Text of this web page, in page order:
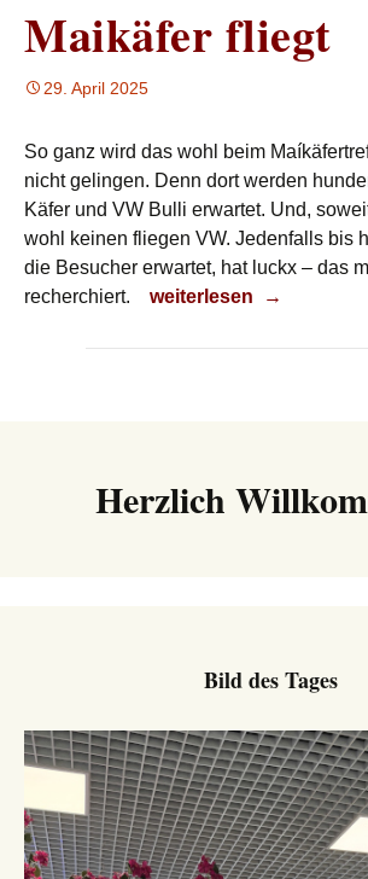
Maikäfer fliegt
29. April 2025
So ganz wird das wohl beim
nicht gelingen. Denn dort werden
Käfer und VW Bulli erwartet. Und,
wohl keinen fliegen VW. Jedenfalls bis
die Besucher erwartet, hat luckx – das
recherchiert.
Maikäfer fliegt
weiterlesen →
Herzlich
Bild des Tages